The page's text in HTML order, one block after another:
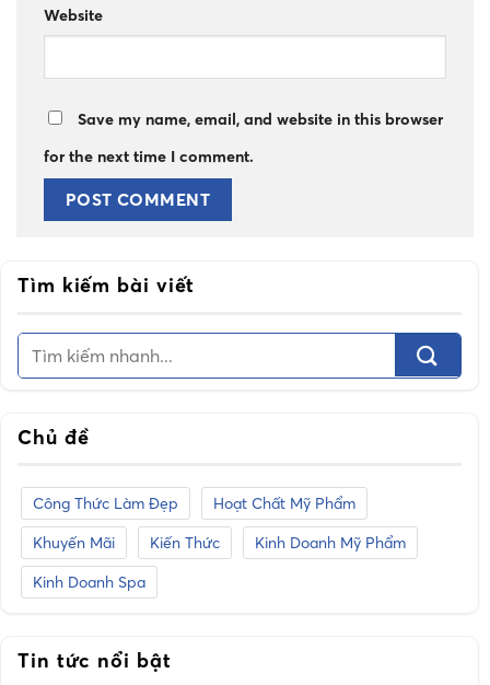
Website
Save my name, email, and website in this browser
for the next time I comment.
Tìm kiếm bài viết
Chủ đề
Công Thức Làm Đẹp
Hoạt Chất Mỹ Phẩm
Khuyến Mãi
Kiến Thức
Kinh Doanh Mỹ Phẩm
Kinh Doanh Spa
Tin tức nổi bật